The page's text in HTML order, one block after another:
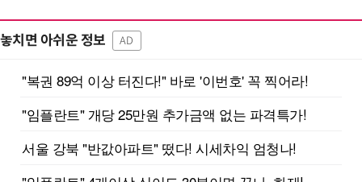
놓치면 아쉬운 정보 AD